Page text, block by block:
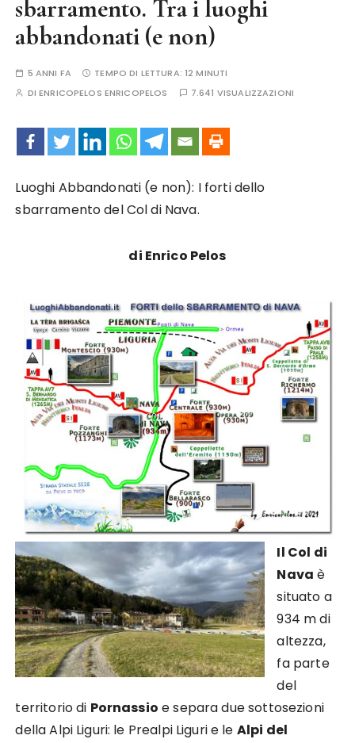
sbarramento. Tra i luoghi
abbandonati (e non)
5 ANNI FA TEMPO DI LETTURA:12 MINUTI
DIENRICOPELOS ENRICOPELOS 7.641 VISUALIZZAZIONI
Luoghi Abbandonati (e non): I forti dello
sbarramento del Col di Nava.
di Enrico Pelos
Il Col di
Nava è
situato a
934 m di
altezza,
fa parte
del
territorio di Pornassio e separa due sottosezioni
della Alpi Liguri: le Prealpi Liguri e le Alpi del